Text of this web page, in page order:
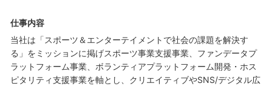
仕事内容
当社は「スポーツ＆エンターテイメントで社会の課題を解決す
る」をミッションに掲げスポーツ事業支援事業、ファンデータプ
ラットフォーム事業、ボランティアプラットフォーム開発・ホス
ピタリティ支援事業を軸とし、クリエイティブやSNS/デジタル広